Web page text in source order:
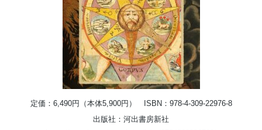
定価：6,490円（本体5,900円） ISBN：978-4-309-22976-8
出版社：河出書房新社